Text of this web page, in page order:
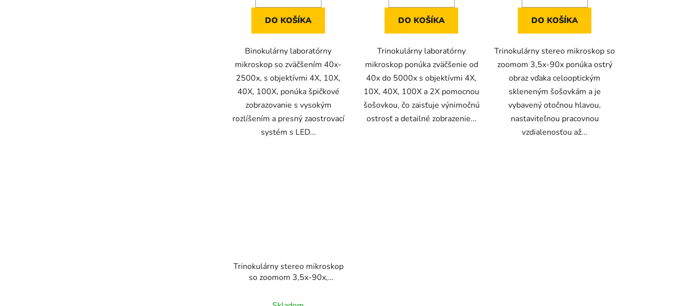
hviezdičiek.
DO KOŠÍKA
Binokulárny laboratórny
mikroskop so zväčšením 40x-
2500x, s objektívmi 4X, 10X,
40X, 100X, ponúka špičkové
zobrazovanie s vysokým
rozlíšením a presný zaostrovací
systém s LED...
hviezdičiek.
DO KOŠÍKA
Trinokulárny laboratórny
mikroskop ponúka zväčšenie od
40x do 5000x s objektívmi 4X,
10X, 40X, 100X a 2X pomocnou
šošovkou, čo zaisťuje výnimočnú
ostrosť a detailné zobrazenie...
hviezdičiek.
DO KOŠÍKA
Trinokulárny stereo mikroskop so
zoomom 3,5x-90x ponúka ostrý
obraz vďaka celooptickým
skleneným šošovkám a je
vybavený otočnou hlavou,
nastaviteľnou pracovnou
vzdialenosťou až...
Trinokulárny stereo mikroskop
so zoomom 3,5x-90x,
20mm, ideálny pre klenotníkov